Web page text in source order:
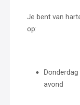
Je bent van
op:
avond